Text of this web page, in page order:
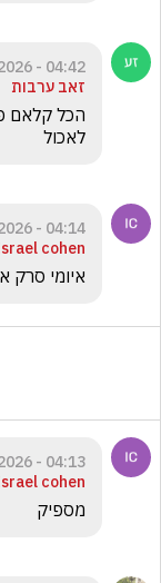
04:42 - 20.06.2026
זאב ערבות
לאכול
04:14 - 20.06.2026
cohen
איומי סרק
04:13 - 20.06.2026
cohen
מספיק